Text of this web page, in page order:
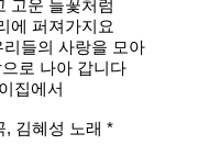
고운 들꽃처럼
에 퍼져가지요
들의 사랑을 모아
로 나아 갑니다
집에서
, 김혜성 노래 *